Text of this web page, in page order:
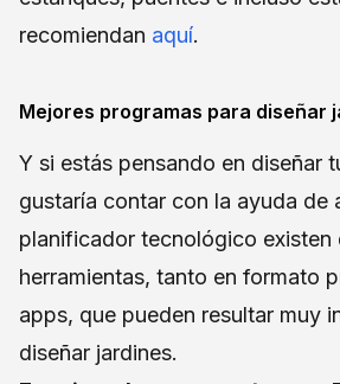
recomiendan aquí.
Mejores programas para diseñar
Y si estás pensando en diseñar
gustaría contar con la ayuda de
planificador tecnológico existen
herramientas, tanto en formato
apps, que pueden resultar muy
diseñar jardines.